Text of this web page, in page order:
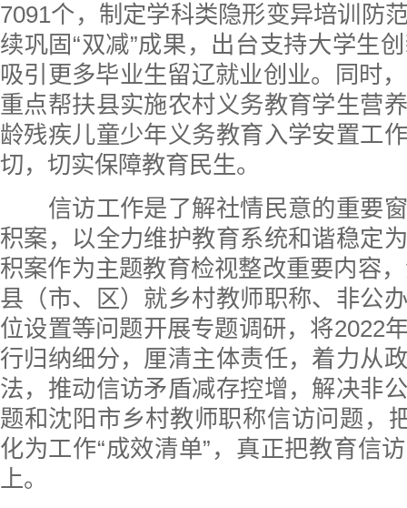
7091个，制定学科类隐形变异培训防
续巩固“双减”成果，出台支持大学生
吸引更多毕业生留辽就业创业。同时
重点帮扶县实施农村义务教育学生营
龄残疾儿童少年义务教育入学安置工
切，切实保障教育民生。
信访工作是了解社情民意的重要窗
积案，以全力维护教育系统和谐稳定
积案作为主题教育检视整改重要内容
县（市、区）就乡村教师职称、非公
位设置等问题开展专题调研，将2022
行归纳细分，厘清主体责任，着力从
法，推动信访矛盾减存控增，解决非
题和沈阳市乡村教师职称信访问题，
化为工作“成效清单”，真正把教育信
上。